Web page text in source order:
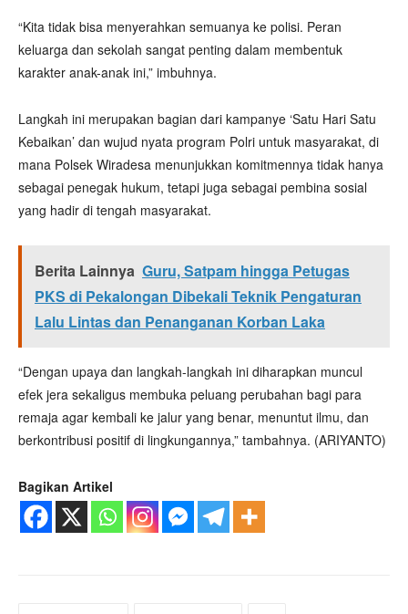
“Kita tidak bisa menyerahkan semuanya ke polisi. Peran
keluarga dan sekolah sangat penting dalam membentuk
karakter anak-anak ini,” imbuhnya.
Langkah ini merupakan bagian dari kampanye ‘Satu Hari Satu
Kebaikan’ dan wujud nyata program Polri untuk masyarakat, di
mana Polsek Wiradesa menunjukkan komitmennya tidak hanya
sebagai penegak hukum, tetapi juga sebagai pembina sosial
yang hadir di tengah masyarakat.
Berita Lainnya Guru, Satpam hingga Petugas
PKS di Pekalongan Dibekali Teknik Pengaturan
Lalu Lintas dan Penanganan Korban Laka
“Dengan upaya dan langkah-langkah ini diharapkan muncul
efek jera sekaligus membuka peluang perubahan bagi para
remaja agar kembali ke jalur yang benar, menuntut ilmu, dan
berkontribusi positif di lingkungannya,” tambahnya. (ARIYANTO)
Bagikan Artikel